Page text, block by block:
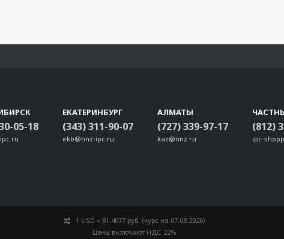
05-18
ЕКАТЕРИНБУРГ
(343) 311-90-07
ekb@nnz-ipc.ru
АЛМАТЫ
(727) 339-97-17
kaz@nnz.ru
(812)
ipc-
1 USD = 81.4077 руб. (курс на 07.08.2026)
Цены включают НДС 22%